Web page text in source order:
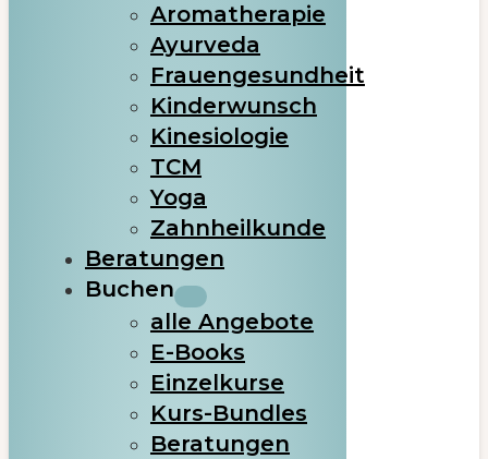
Aromatherapie
Ayurveda
Frauengesundheit
Kinderwunsch
Kinesiologie
TCM
Yoga
Zahnheilkunde
Beratungen
Buchen
alle Angebote
E-Books
Einzelkurse
Kurs-Bundles
Beratungen